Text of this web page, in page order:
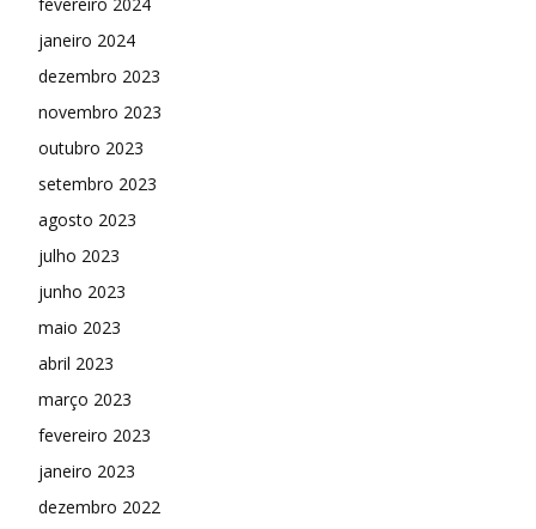
janeiro 2024
dezembro 2023
novembro 2023
outubro 2023
setembro 2023
agosto 2023
julho 2023
junho 2023
maio 2023
abril 2023
março 2023
fevereiro 2023
janeiro 2023
dezembro 2022